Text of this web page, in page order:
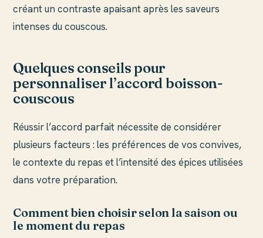
créant un contraste apaisant après les saveurs
intenses du couscous.
Quelques conseils pour
personnaliser l’accord boisson-
couscous
Réussir l’accord parfait nécessite de considérer
plusieurs facteurs : les préférences de vos convives,
le contexte du repas et l’intensité des épices utilisées
dans votre préparation.
Comment bien choisir selon la saison ou
le moment du repas